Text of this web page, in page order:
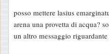
s
s
a
posso mettere lasius
arena una provetta di acqua?
un altro messaggio riguardante